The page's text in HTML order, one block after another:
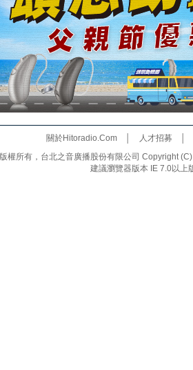
關於Hitoradio.Com│ 人才招募
版權所有，台北之音廣播股份有限公司 Copyright
建議瀏覽器版本 IE 7.0以上